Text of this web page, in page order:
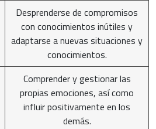
Desprenderse de compromisos
con conocimientos inútiles y
adaptarse a nuevas situaciones y
conocimientos.
Comprender y gestionar las
propias emociones, así como
influir positivamente en los
demás.